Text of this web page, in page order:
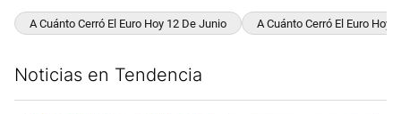
A Cuánto Cerró El Euro Hoy 12 De Junio A Cuánto Cerró El Euro Hoy
Noticias en Tendencia